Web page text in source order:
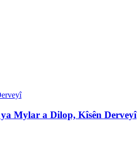
Mylar a Dilop, Kîsên Derveyî